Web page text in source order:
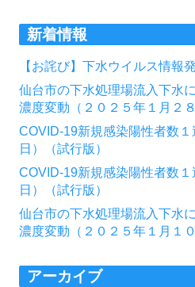
新着情報
【お詫び】下水ウイルス情報
仙台市の下水処理場流入下水
濃度変動（２０２５年１月２８
COVID-19新規感染陽性者数
日）（試行版）
COVID-19新規感染陽性者数
日）（試行版）
仙台市の下水処理場流入下水
濃度変動（２０２５年１月１０
アーカイブ